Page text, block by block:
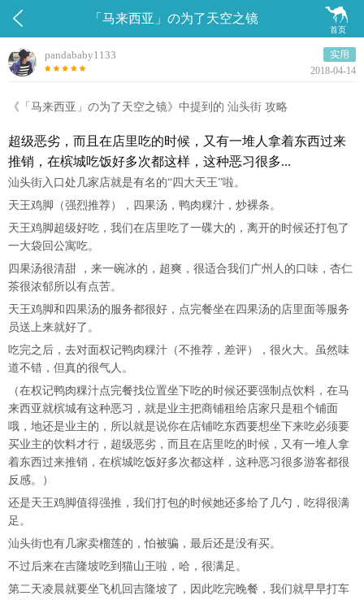
 
首页
「马来西亚」の为了天空之镜
pandababy1133
实用
2018-04-14
《「马来西亚」の为了天空之镜》中提到的 汕头街 攻略
超级恶劣，而且在店里吃的时候，又有一堆人拿着东西过来
推销，在槟城吃饭好多次都这样，这种恶习很多...
汕头街入口处几家店就是有名的“四大天王”啦。
天王鸡脚（强烈推荐），四果汤，鸭肉粿汁，炒裸条。
天王鸡脚超级好吃，我们在店里吃了一碟大的，离开的时候还打包了
一大袋回公寓吃。
四果汤很清甜 ，来一碗冰的，超爽，很适合我们广州人的口味，杏仁
茶很浓郁所以有点苦。
天王鸡脚和四果汤的服务都很好，点完餐坐在四果汤的店里面等服务
员送上来就好了。
吃完之后，去对面权记鸭肉粿汁（不推荐，差评），很火大。虽然味
道不错，但真的很气人。
（在权记鸭肉粿汁点完餐找位置坐下吃的时候还要强制点饮料，在马
来西亚就槟城有这种恶习，就是业主把商铺租给店家只是租个铺面
哦，地还是业主的，所以就是说你在店铺吃东西要想坐下来吃必须要
买业主的饮料才行，超级恶劣，而且在店里吃的时候，又有一堆人拿
着东西过来推销，在槟城吃饭好多次都这样，这种恶习很多游客都很
反感。）
还是天王鸡脚值得强推，我们打包的时候她还多给了几勺，吃得很满
足。
汕头街也有几家卖榴莲的，怕被骗，最后还是没有买。
不过后来在吉隆坡吃到猫山王啦，哈，很满足。
第二天凌晨就要坐飞机回吉隆坡了，因此吃完晚餐，我们就早早打车